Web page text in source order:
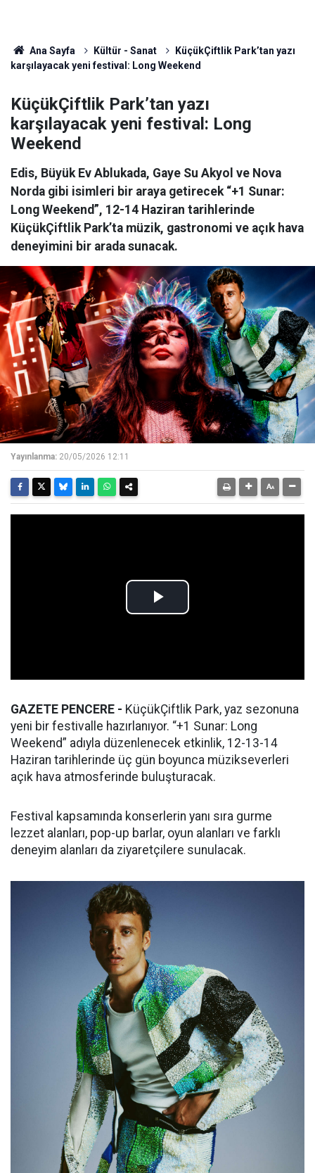
Ana Sayfa Kültür - Sanat
KüçükÇiftlik Park’tan yazı
karşılayacak yeni festival: Long Weekend
KüçükÇiftlik Park’tan yazı
karşılayacak yeni festival: Long
Weekend
Edis, Büyük Ev Ablukada, Gaye Su Akyol ve Nova
Norda gibi isimleri bir araya getirecek “+1 Sunar:
Long Weekend”, 12-14 Haziran tarihlerinde
KüçükÇiftlik Park’ta müzik, gastronomi ve açık hava
deneyimini bir arada sunacak.
Yayınlanma: 20/05/2026 12:11
GAZETE PENCERE - KüçükÇiftlik Park, yaz sezonuna
yeni bir festivalle hazırlanıyor. “+1 Sunar: Long
Weekend” adıyla düzenlenecek etkinlik, 12-13-14
Haziran tarihlerinde üç gün boyunca müzikseverleri
açık hava atmosferinde buluşturacak.
Festival kapsamında konserlerin yanı sıra gurme
lezzet alanları, pop-up barlar, oyun alanları ve farklı
deneyim alanları da ziyaretçilere sunulacak.